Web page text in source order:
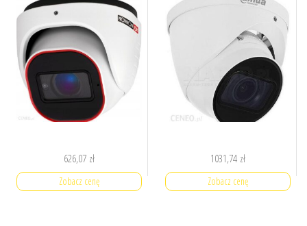
626,07 zł
Zobacz cenę
1031,74 zł
Zobacz cenę